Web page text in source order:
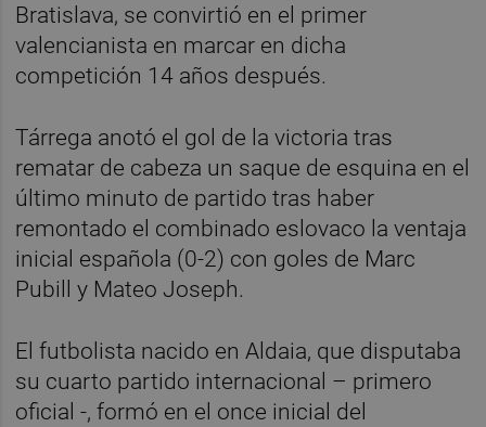
Bratislava, se convirtió en el primer
valencianista en marcar en dicha
competición 14 años después.
Tárrega anotó el gol de la victoria tras
rematar de cabeza un saque de esquina en el
último minuto de partido tras haber
remontado el combinado eslovaco la ventaja
inicial española (0-2) con goles de Marc
Pubill y Mateo Joseph.
El futbolista nacido en Aldaia, que disputaba
su cuarto partido internacional – primero
oficial -, formó en el once inicial del